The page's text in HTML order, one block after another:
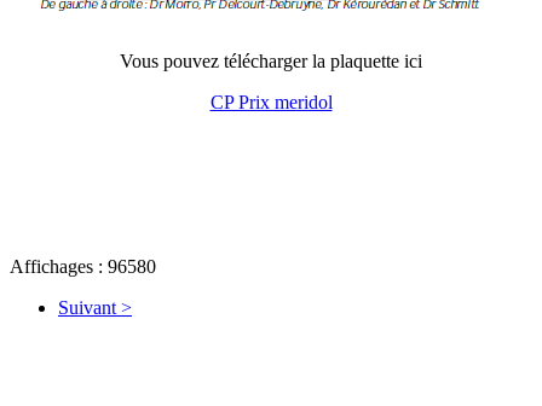
Vous pouvez télécharger la plaquette ici
CP Prix meridol
Affichages : 96580
Suivant >